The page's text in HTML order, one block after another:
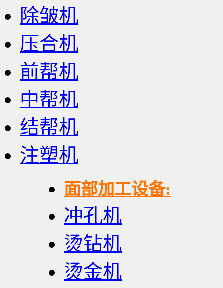
除皱机
压合机
前帮机
中帮机
结帮机
注塑机
面部加工设备:
冲孔机
烫钻机
烫金机